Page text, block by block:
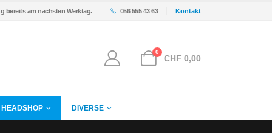
bereits am nächsten Werktag. 056 555 43 63 Kontakt
0
CHF 0,00
HEADSHOP DIVERSE